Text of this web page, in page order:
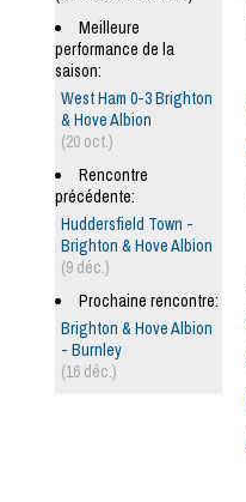
Meilleure
performance de la
saison:
West Ham 0-3 Brighton
& Hove Albion
(20 oct.)
Rencontre
précédente:
Huddersfield Town -
Brighton & Hove Albion
(9 déc.)
Prochaine rencontre:
Brighton & Hove Albion
- Burnley
(16 déc.)